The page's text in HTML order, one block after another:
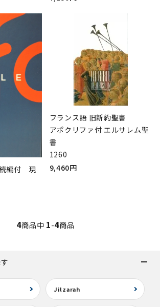
編付 現
フランス語 旧新約聖書
アポクリファ付 エルサレム聖
書
1260
9,460円
4商品中 1-4商品
Jilzarah